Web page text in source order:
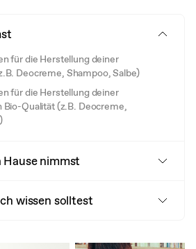
für die Herstellung deiner
Deocreme, Shampoo, Salbe)
für die Herstellung deiner
Bio-Qualität (z.B. Deocreme,
nimmst
wissen solltest